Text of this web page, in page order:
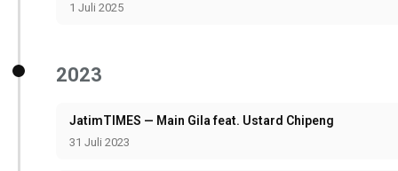
1 Juli 2025
2023
JatimTIMES — Main Gila feat. Ustard Chipeng
31 Juli 2023